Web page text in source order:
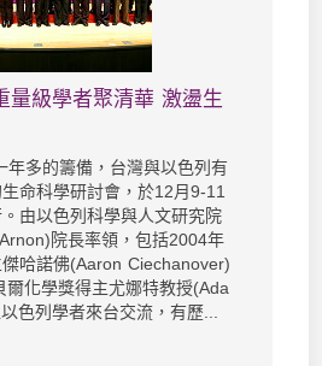
量級學者聚清華 激盪生
年多的籌備，台灣與以色列有
命科學研討會，於12月9-11
由以色列科學與人文研究院
院長率領，包括2004年
哈諾佛(Aaron Ciechanover)
爾化學獎得主尤娜特教授(Ada
色列學者來台交流，有歷...